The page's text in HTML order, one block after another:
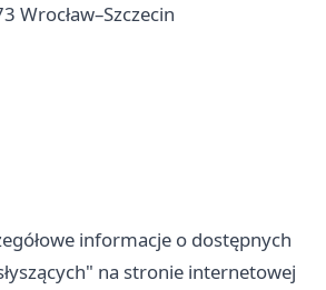
Wrocław–Szczecin
informacje o dostępnych
na stronie internetowej